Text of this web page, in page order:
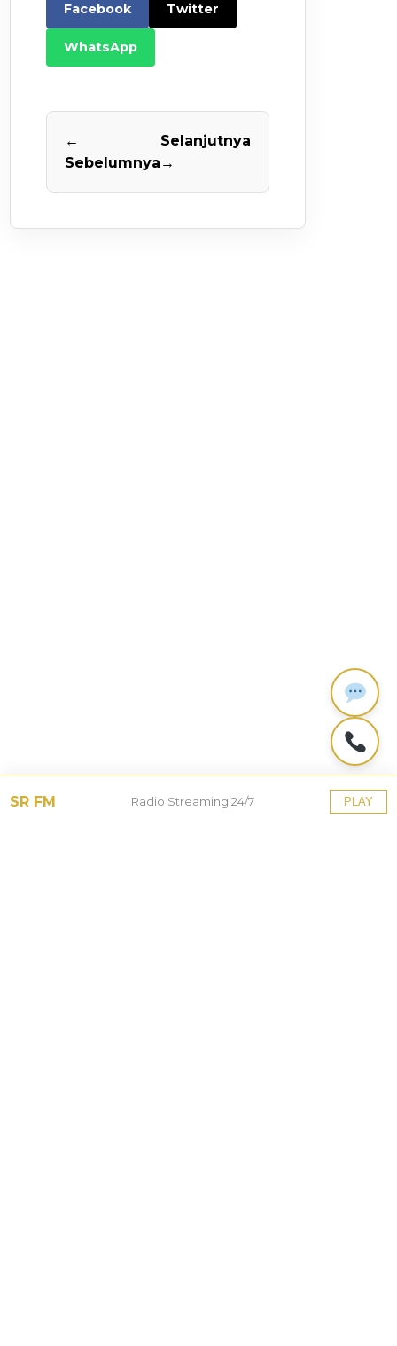
Facebook Twitter
WhatsApp
←
Sebelumnya
Selanjutnya
→
SR FM Radio Streaming 24/7 PLAY